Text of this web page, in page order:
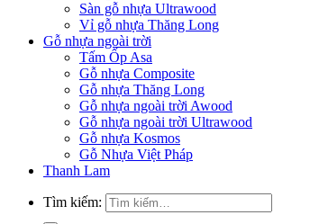
Sàn gỗ nhựa Ultrawood
Vỉ gỗ nhựa Thăng Long
Gỗ nhựa ngoài trời
Tấm Ốp Asa
Gỗ nhựa Composite
Gỗ nhựa Thăng Long
Gỗ nhựa ngoài trời Awood
Gỗ nhựa ngoài trời Ultrawood
Gỗ nhựa Kosmos
Gỗ Nhựa Việt Pháp
Thanh Lam
Tìm kiếm: